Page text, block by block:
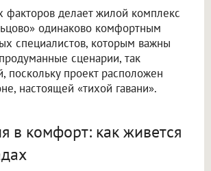
факторов делает жилой комплекс
одинаково комфортным
специалистов, которым важны
сценарии, так
поскольку проект расположен
настоящей «тихой гавани».
в комфорт: как живется